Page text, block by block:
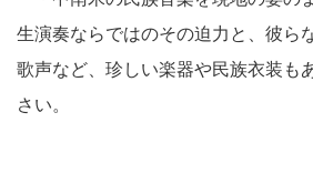
生演奏ならではのその迫力と、彼ら
歌声など、珍しい楽器や民族衣装も
さい。